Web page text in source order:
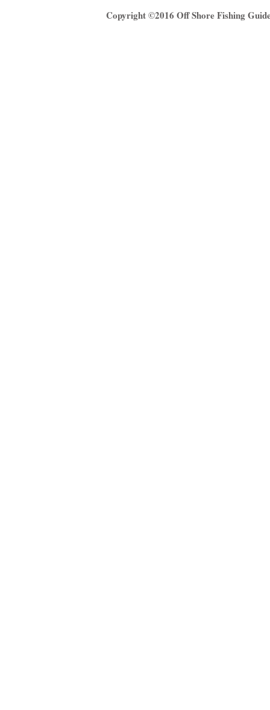
Copyright ©2016 Off Shore Fishing